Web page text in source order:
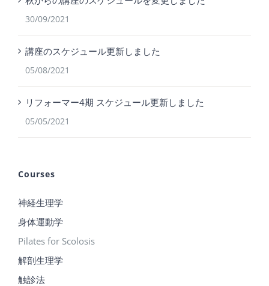
30/09/2021
講座のスケジュール更新しました
05/08/2021
リフォーマー4期 スケジュール更新しました
05/05/2021
Courses
神経生理学
身体運動学
Pilates for Scolosis
解剖生理学
触診法